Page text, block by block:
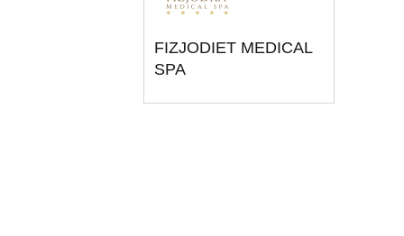
FIZJODIET MEDICAL
SPA